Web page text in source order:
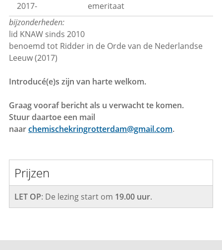
2017-
emeritaat
bijzonderheden:
lid KNAW sinds 2010
benoemd tot Ridder in de Orde van de Nederlandse
Leeuw (2017)
Introducé(e)s zijn van harte welkom.
Graag vooraf bericht als u verwacht te komen.
Stuur daartoe een mail
naarchemischekringrotterdam@gmail.com.
Prijzen
LET OP: De lezing start om 19.00 uur.